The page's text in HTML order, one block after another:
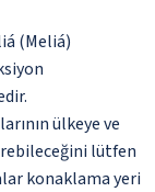
(Meliá)
ülkeye ve
lütfen
konaklama yeri